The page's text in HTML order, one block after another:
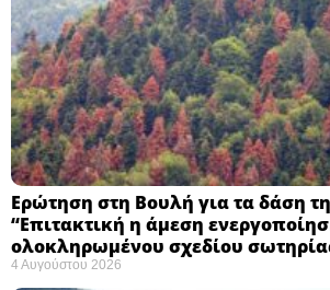
Ερώτηση στη Βουλή για τα δάση
“Eπιτακτική η άμεση
ολοκληρωμένου σχεδίου
4 Αυγούστου 2026